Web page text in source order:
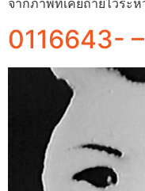
จากภาพที่เคยถ่ายไว้ระ
0116643-